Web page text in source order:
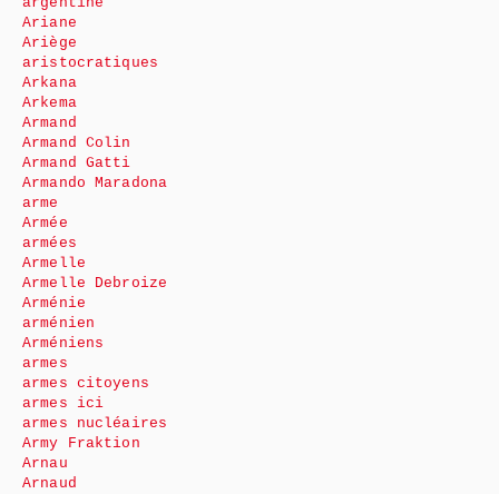
Ariane
Ariège
aristocratiques
Arkana
Arkema
Armand
Armand Colin
Armand Gatti
Armando Maradona
arme
Armée
armées
Armelle
Armelle Debroize
Arménie
arménien
Arméniens
armes
armes citoyens
armes ici
armes nucléaires
Army Fraktion
Arnau
Arnaud